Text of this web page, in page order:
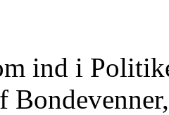
ind i